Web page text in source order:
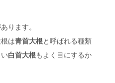
ります。
は青首大根と呼ばれる種類
白首大根もよく目にするか